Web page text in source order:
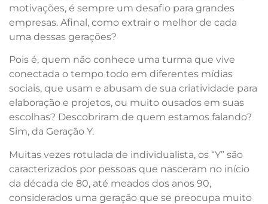
motivações, é sempre um desafio para grandes
empresas. Afinal, como extrair o melhor de cada
uma dessas gerações?
Pois é, quem não conhece uma turma que vive
conectada o tempo todo em diferentes mídias
sociais, que usam e abusam de sua criatividade para
elaboração e projetos, ou muito ousados em suas
escolhas? Descobriram de quem estamos falando?
Sim, da Geração Y.
Muitas vezes rotulada de individualista, os “Y” são
caracterizados por pessoas que nasceram no início
da década de 80, até meados dos anos 90,
considerados uma geração que se preocupa muito